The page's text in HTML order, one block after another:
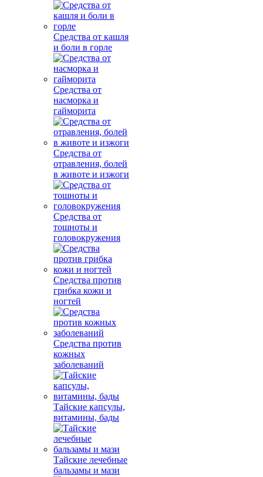
Средства от кашля
и боли в горле
Средства от
насморка и
гайморита
Средства от
отравления, болей
в животе и изжоги
Средства от
тошноты и
головокружения
Средства против
грибка кожи и
ногтей
Средства против
кожных
заболеваний
Тайские капсулы,
витамины, бады
Тайские лечебные
бальзамы и мази